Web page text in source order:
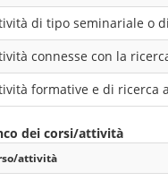
di tipo seminariale o
connesse con la
formative e di ricerca
dei corsi/attività
attività